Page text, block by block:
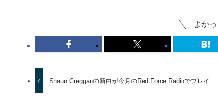
よか
Shaun Gregganの新曲が今月のRed Force Radioでプレイ